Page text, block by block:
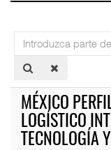
Introduzca
parte
del
MÉXICO
LOGÍSTICO